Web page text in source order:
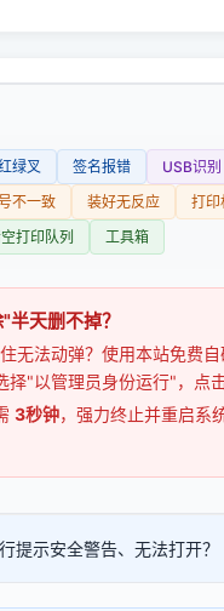
绿叉 签名报错
USB识别
不一致 装好无反应
打印
打印队列 工具箱
天删不掉？
无法动弹？使用本站免费
择"以管理员身份运行"，点
3秒钟，强力终止并重启系
提示安全警告、无法打开？